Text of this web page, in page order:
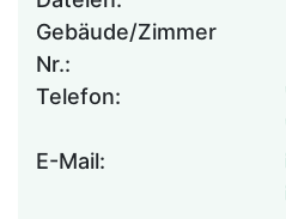
Gebäude/Zimmer
Nr.:
Telefon:
E-Mail: